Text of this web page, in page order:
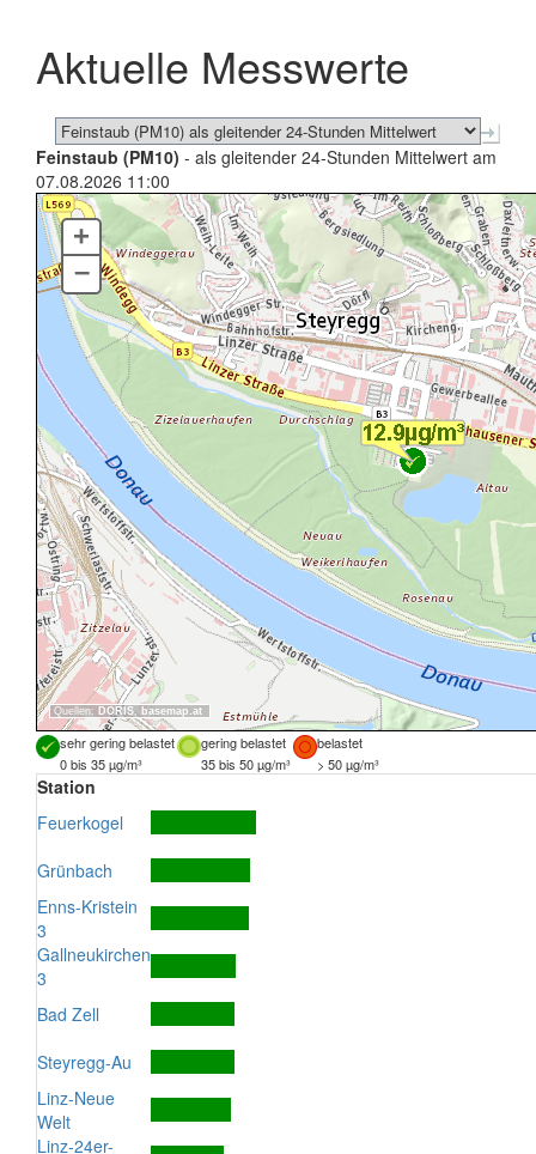
schließen
Aktuelle Messwerte
Feinstaub (PM10) - als gleitender 24-Stunden Mittelwert am
07.08.2026 11:00
Quellen: DORIS, basemap.at
+
–
sehr gering belastet gering belastet
belastet
0 bis 35 µg/m³
35 bis 50 µg/m³ > 50 µg/m³
Station
Feuerkogel
Grünbach
Enns-Kristein
3
Gallneukirchen
3
Bad Zell
Steyregg-Au
Linz-Neue
Welt
Linz-24er-